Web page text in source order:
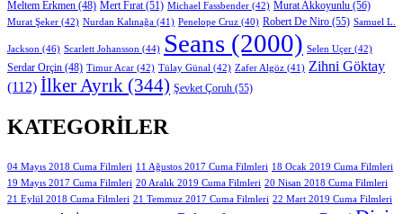
Meltem Erkmen (48) Mert Fırat(51) Michael Fassbender (42) Murat Akkoyunlu (56)
Murat Şeker (42) Nurdan Kalınağa (41) Penelope Cruz (40) Robert De Niro (55) Samuel L.
Jackson (46) Scarlett Johansson (44) Seans (2000) Selen Uçer (42)
Serdar Orçin (48) Timur Acar (42) Tülay Günal (42) Zafer Algöz (41) Zihni Göktay
(112) İlker Ayrık (344) Şevket Çoruh (55)
KATEGORILER
04 Mayıs 2018 Cuma Filmleri 11 Ağustos 2017 Cuma Filmleri 18 Ocak 2019 Cuma Filmleri
19 Mayıs 2017 Cuma Filmleri 20 Aralık 2019 Cuma Filmleri 20 Nisan 2018 Cuma Filmleri
21 Eylül 2018 Cuma Filmleri 21 Temmuz 2017 Cuma Filmleri 22 Mart 2019 Cuma Filmleri